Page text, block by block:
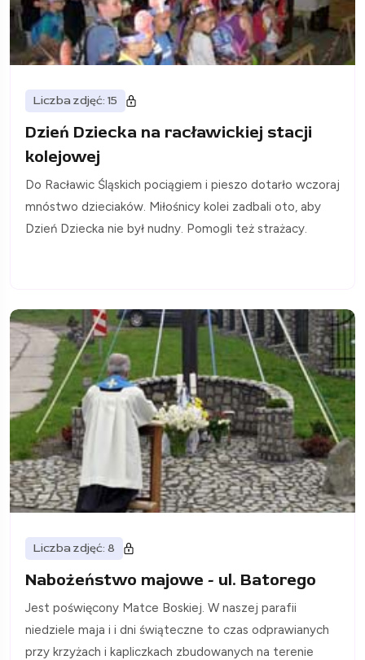
Liczba zdjęć: 15
Dzień Dziecka na racławickiej stacji
kolejowej
Do Racławic Śląskich pociągiem i pieszo dotarło wczoraj
mnóstwo dzieciaków. Miłośnicy kolei zadbali oto, aby
Dzień Dziecka nie był nudny. Pomogli też strażacy.
Liczba zdjęć: 8
Nabożeństwo majowe - ul. Batorego
Jest poświęcony Matce Boskiej. W naszej parafii
niedziele maja i i dni świąteczne to czas odprawianych
przy krzyżach i kapliczkach zbudowanych na terenie